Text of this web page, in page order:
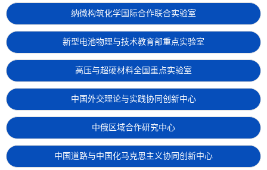
纳微构筑化学国际合作联合实验室
新型电池物理与技术教育部重点实验室
高压与超硬材料全国重点实验室
中国外交理论与实践协同创新中心
中俄区域合作研究中心
中国道路与中国化马克思主义协同创新中心